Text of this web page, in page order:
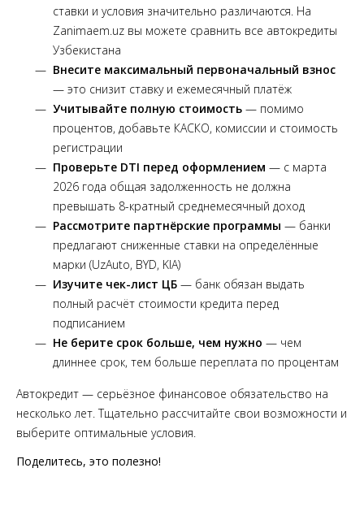
ставки и условия значительно различаются. На
Zanimaem.uz вы можете сравнить все автокредиты
Узбекистана
Внесите максимальный первоначальный взнос
— это снизит ставку и ежемесячный платёж
Учитывайте полную стоимость — помимо
процентов, добавьте КАСКО, комиссии и стоимость
регистрации
Проверьте DTI перед оформлением — с марта
2026 года общая задолженность не должна
превышать 8-кратный среднемесячный доход
Рассмотрите партнёрские программы — банки
предлагают сниженные ставки на определённые
марки (UzAuto, BYD, KIA)
Изучите чек-лист ЦБ — банк обязан выдать
полный расчёт стоимости кредита перед
подписанием
Не берите срок больше, чем нужно — чем
длиннее срок, тем больше переплата по процентам
Автокредит — серьёзное финансовое обязательство на
несколько лет. Тщательно рассчитайте свои возможности и
выберите оптимальные условия.
Поделитесь, это полезно!